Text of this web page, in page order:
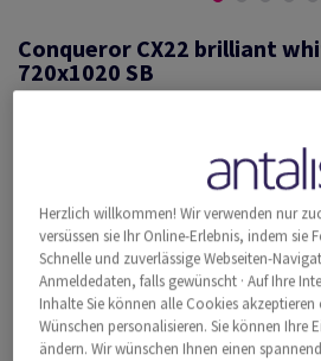
Conqueror CX22 brilliant
720x1020 SB
Conqueror CX22, brilliant white, 400g/m2,
Wasserzeichen, woodfree ECF with 15%
1020mm, B1+, SB, Paket zu 100 Bogen/
Weitere Produktinformationen
Katalogpreis inkl. MwSt.
Herzlich willkommen! Wir verwenden nur
versüssen sie Ihr Online-Erlebnis, indem sie
Schnelle und zuverlässige Webseiten-
Anmeldedaten, falls gewünscht · Auf Ihre
Inhalte Sie können alle Cookies akzeptieren
Wünschen personalisieren. Sie können Ihre
ändern. Wir wünschen Ihnen einen